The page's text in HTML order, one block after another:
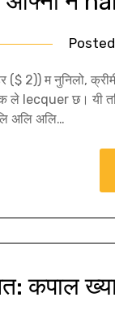
($ 2)) म नुनिलो,
ले lecquer छ। यी
अलि अलि…
कपाल